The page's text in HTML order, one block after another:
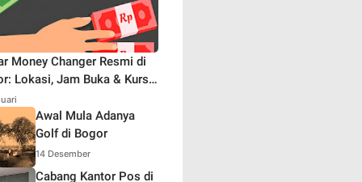
Money Changer Resmi di
Lokasi, Jam Buka & Kurs
Awal Mula Adanya
Golf di Bogor
14 Desember
Cabang Kantor Pos di